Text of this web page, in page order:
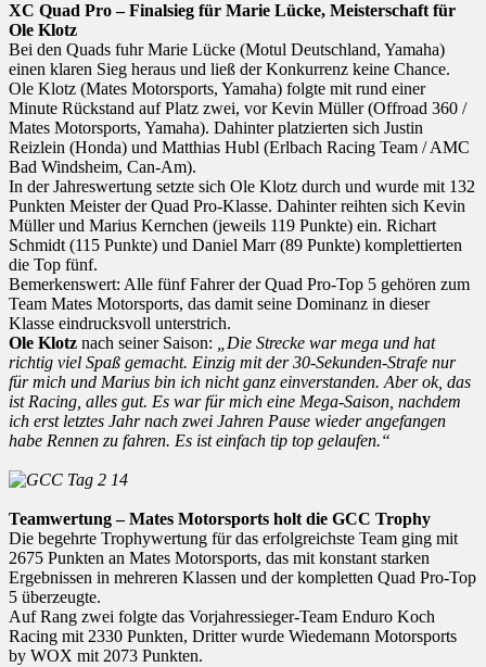
XC Quad Pro – Finalsieg für Marie Lücke, Meisterschaft für
Ole Klotz
Bei den Quads fuhr Marie Lücke (Motul Deutschland, Yamaha)
einen klaren Sieg heraus und ließ der Konkurrenz keine Chance.
Ole Klotz (Mates Motorsports, Yamaha) folgte mit rund einer
Minute Rückstand auf Platz zwei, vor Kevin Müller (Offroad 360 /
Mates Motorsports, Yamaha). Dahinter platzierten sich Justin
Reizlein (Honda) und Matthias Hubl (Erlbach Racing Team / AMC
Bad Windsheim, Can-Am).
In der Jahreswertung setzte sich Ole Klotz durch und wurde mit 132
Punkten Meister der Quad Pro-Klasse. Dahinter reihten sich Kevin
Müller und Marius Kernchen (jeweils 119 Punkte) ein. Richart
Schmidt (115 Punkte) und Daniel Marr (89 Punkte) komplettierten
die Top fünf.
Bemerkenswert: Alle fünf Fahrer der Quad Pro-Top 5 gehören zum
Team Mates Motorsports, das damit seine Dominanz in dieser
Klasse eindrucksvoll unterstrich.
Ole Klotz nach seiner Saison:
„Die Strecke war mega und hat
richtig viel Spaß gemacht. Einzig mit der 30-Sekunden-Strafe nur
für mich und Marius bin ich nicht ganz einverstanden. Aber ok, das
ist Racing, alles gut. Es war für mich eine Mega-Saison, nachdem
ich erst letztes Jahr nach zwei Jahren Pause wieder angefangen
habe Rennen zu fahren. Es ist einfach tip top gelaufen.“
Teamwertung – Mates Motorsports holt die GCC Trophy
Die begehrte Trophywertung für das erfolgreichste Team ging mit
2675 Punkten an Mates Motorsports, das mit konstant starken
Ergebnissen in mehreren Klassen und der kompletten Quad Pro-Top
5 überzeugte.
Auf Rang zwei folgte das Vorjahressieger-Team Enduro Koch
Racing mit 2330 Punkten, Dritter wurde Wiedemann Motorsports
by WOX mit 2073 Punkten.